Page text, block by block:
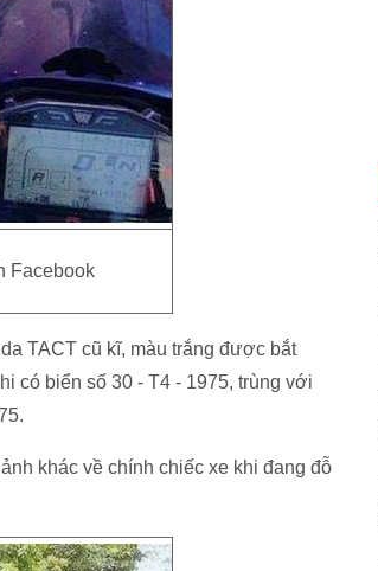
Facebook
TACT cũ kĩ, màu trắng được bắt
có biển số 30 - T4 - 1975, trùng với
khác về chính chiếc xe khi đang đỗ